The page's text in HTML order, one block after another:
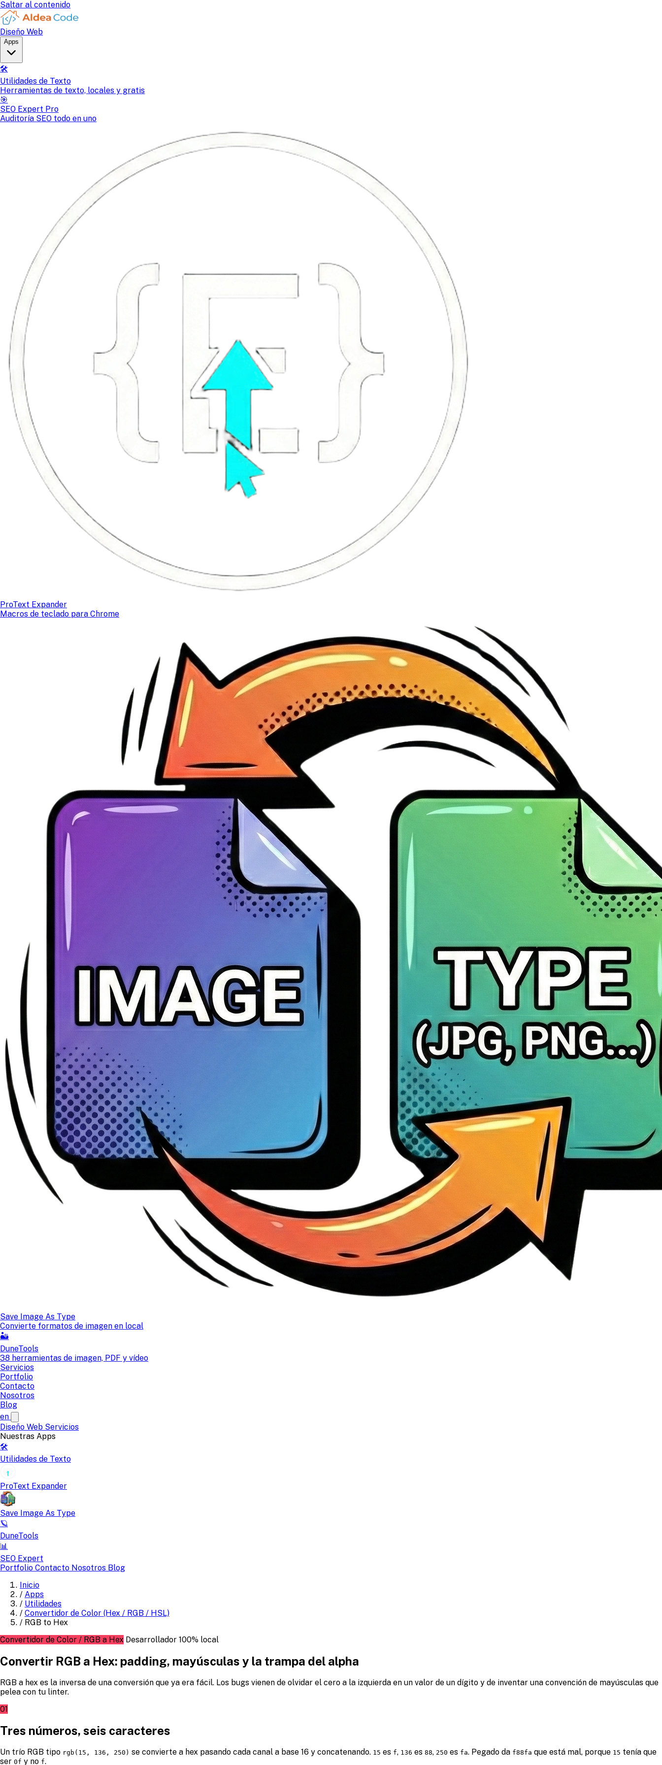
Saltar al contenido
Diseño Web
Apps
🛠️
Utilidades de Texto
Herramientas de texto, locales y gratis
🎯
SEO Expert Pro
Auditoría SEO todo en uno
ProText Expander
Macros de teclado para Chrome
Save Image As Type
Convierte formatos de imagen en local
🏜️
DuneTools
38 herramientas de imagen, PDF y vídeo
Servicios
Portfolio
Contacto
Nosotros
Blog
en
Diseño Web Servicios
Nuestras Apps
🛠️
Utilidades de Texto
ProText Expander
Save Image As Type
🪐
DuneTools
📊
SEO Expert
Portfolio Contacto Nosotros Blog
Inicio
/ Apps
/ Utilidades
/ Convertidor de Color (Hex / RGB / HSL)
/ RGB to Hex
Convertidor de Color / RGB a Hex Desarrollador 100% local
Convertir RGB a Hex: padding, mayúsculas y la trampa del alpha
RGB a hex es la inversa de una conversión que ya era fácil. Los bugs vienen de olvidar el cero a la izquierda en un valor de un dígito y de inventar una convención de mayúsculas que
pelea con tu linter.
01
Tres números, seis caracteres
Un trío RGB tipo rgb(15, 136, 250) se convierte a hex pasando cada canal a base 16 y concatenando. 15 es f, 136 es 88, 250 es fa. Pegado da f88fa que está mal, porque 15 tenía que
ser 0f y no f.